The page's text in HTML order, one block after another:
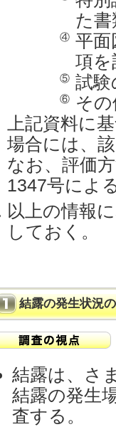
た書
④ 平面
項を
⑤ 試験
⑥
そ
上記資料に
場合には、
なお、評価
1347号によ
以上の情報
しておく。
結露の発生状況
結露は、さ
結露の発生
査する。